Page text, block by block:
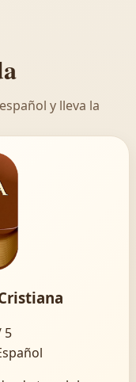
y lleva la
5